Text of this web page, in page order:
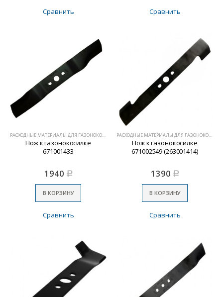
Сравнить Сравнить
РАСХОДНЫЕ МАТЕРИАЛЫ ДЛЯ ГАЗОНОКОСИЛОК
Нож к газонокосилке
671001433
1940 Р
В КОРЗИНУ
Сравнить
РАСХОДНЫЕ МАТЕРИАЛЫ ДЛЯ ГАЗОНОКОСИЛОК
Нож к газонокосилке
671002549 (263001414)
1390 Р
В КОРЗИНУ
Сравнить